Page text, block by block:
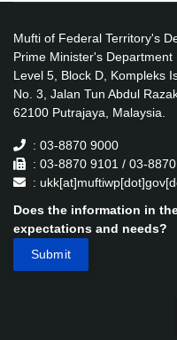
Mufti of Federal Territory's
Prime Minister's Department
Level 5, Block D, Kompleks
No. 3, Jalan Tun Abdul
62100 Putrajaya, Malaysia.
: 03-8870 9000
: 03-8870 9101 / 03-
:
Does the information in
expectations and needs?